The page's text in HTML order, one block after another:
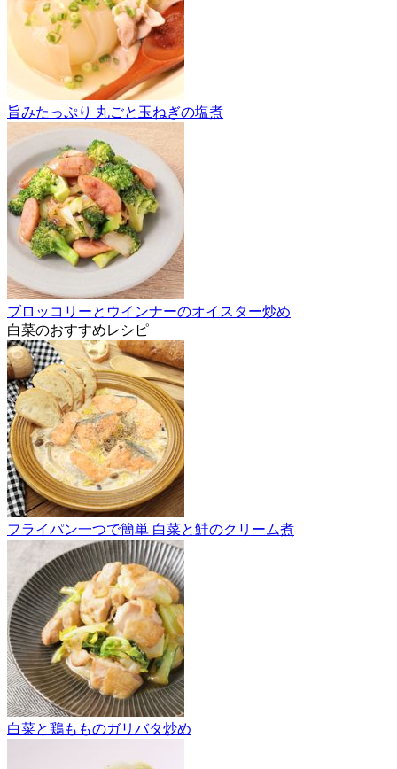
旨みたっぷり 丸ごと玉ねぎの塩煮
ブロッコリーとウインナーのオイスター炒め
白菜のおすすめレシピ
フライパン一つで簡単 白菜と鮭のクリーム煮
白菜と鶏もものガリバタ炒め